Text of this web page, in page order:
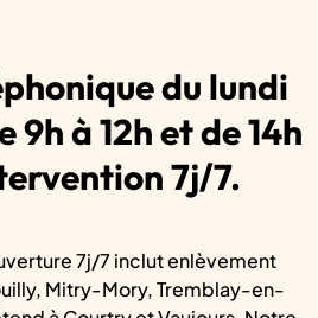
du lundi
9h à 12h et de 14h
7j/7.
7j/7 inclut enlèvement
Mitry-Mory, Tremblay-en-